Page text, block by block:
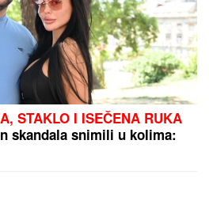
STAKLO I ISEČENA RUKA
skandala snimili u kolima: